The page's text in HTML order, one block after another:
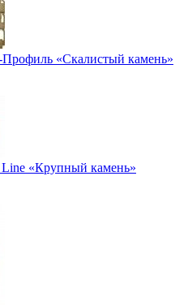
«Скалистый камень»
«Крупный камень»